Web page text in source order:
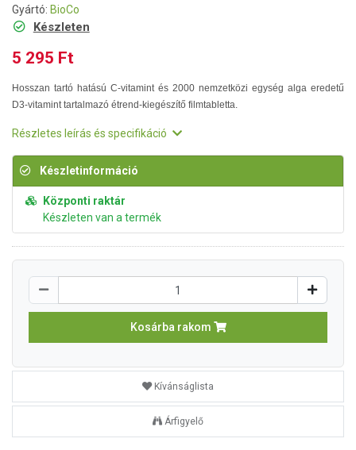
Gyártó: BioCo
Készleten
5 295 Ft
Hosszan tartó hatású C-vitamint és 2000 nemzetközi egység alga eredetű
D3-vitamint tartalmazó étrend-kiegészítő filmtabletta.
Részletes leírás és specifikáció
Készletinformáció
Központi raktár
Készleten van a termék
Kosárba rakom
Kívánságlista
Árfigyelő